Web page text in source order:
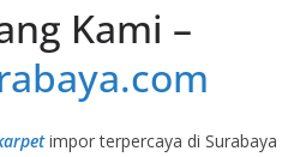
Kami –
impor terpercaya di